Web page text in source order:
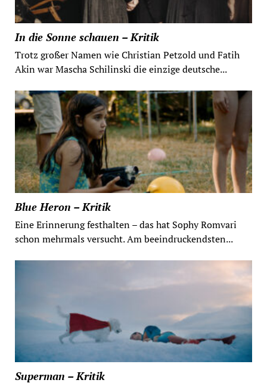
In die Sonne schauen – Kritik
Trotz großer Namen wie Christian Petzold und Fatih
Akin war Mascha Schilinski die einzige deutsche...
Blue Heron – Kritik
Eine Erinnerung festhalten – das hat Sophy Romvari
schon mehrmals versucht. Am beeindruckendsten...
Superman – Kritik